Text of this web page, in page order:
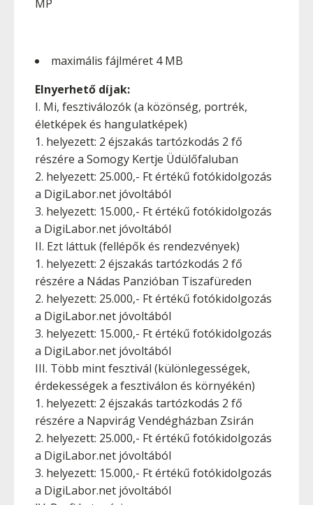
MP
maximális fájlméret 4 MB
Elnyerhető díjak:
I. Mi, fesztiválozók (a közönség, portrék,
életképek és hangulatképek)
1. helyezett: 2 éjszakás tartózkodás 2 fő
részére a Somogy Kertje Üdülőfaluban
2. helyezett: 25.000,- Ft értékű fotókidolgozás
a DigiLabor.net jóvoltából
3. helyezett: 15.000,- Ft értékű fotókidolgozás
a DigiLabor.net jóvoltából
II. Ezt láttuk (fellépők és rendezvények)
1. helyezett: 2 éjszakás tartózkodás 2 fő
részére a Nádas Panzióban Tiszafüreden
2. helyezett: 25.000,- Ft értékű fotókidolgozás
a DigiLabor.net jóvoltából
3. helyezett: 15.000,- Ft értékű fotókidolgozás
a DigiLabor.net jóvoltából
III. Több mint fesztivál (különlegességek,
érdekességek a fesztiválon és környékén)
1. helyezett: 2 éjszakás tartózkodás 2 fő
részére a Napvirág Vendégházban Zsirán
2. helyezett: 25.000,- Ft értékű fotókidolgozás
a DigiLabor.net jóvoltából
3. helyezett: 15.000,- Ft értékű fotókidolgozás
a DigiLabor.net jóvoltából